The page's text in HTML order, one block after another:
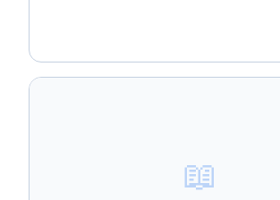
📖